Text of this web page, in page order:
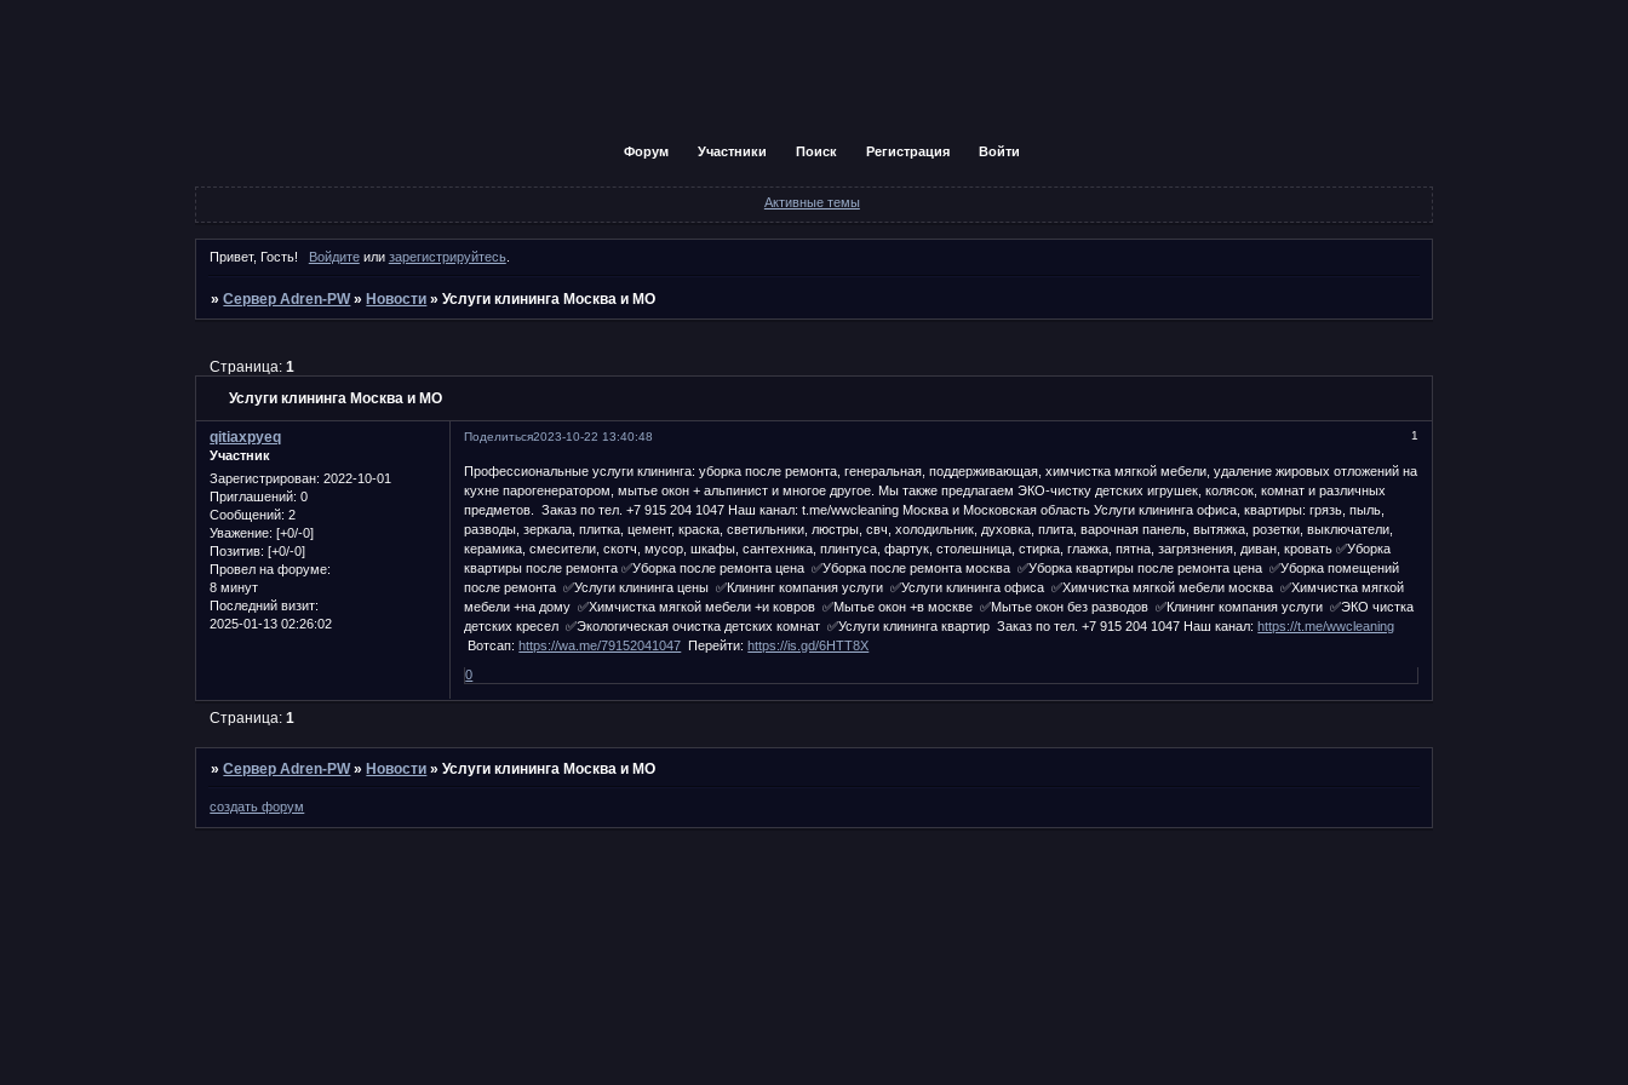
Форум Участники Поиск Регистрация Войти
Активные темы
Привет, Гость! Войдитеили зарегистрируйтесь.
»Сервер Adren-PW »Новости »Услуги клининга Москва и МО
Услуги клининга Москва и МО
Страница:1
Поделиться 1
2023-10-22 13:40:48
qitiaxpyeq
Участник
Зарегистрирован: 2022-10-01
Приглашений: 0
Сообщений: 2
Уважение: [+0/-0]
Позитив: [+0/-0]
Провел на форуме:
8 минут
Последний визит:
2025-01-13 02:26:02
Профессиональные услуги клининга: уборка после ремонта, генеральная, поддерживающая, химчистка мягкой мебели, удаление жировых отложений на
кухне парогенератором, мытье окон + альпинист и многое другое. Мы также предлагаем ЭКО-чистку детских игрушек, колясок, комнат и различных
предметов. Заказ по тел. +7 915 204 1047 Наш канал: t.me/wwcleaning Москва и Московская область Услуги клининга офиса, квартиры: грязь, пыль,
разводы, зеркала, плитка, цемент, краска, светильники, люстры, свч, холодильник, духовка, плита, варочная панель, вытяжка, розетки, выключатели,
керамика, смесители, скотч, мусор, шкафы, сантехника, плинтуса, фартук, столешница, стирка, глажка, пятна, загрязнения, диван, кровать ✅Уборка
квартиры после ремонта ✅Уборка после ремонта цена ✅Уборка после ремонта москва ✅Уборка квартиры после ремонта цена ✅Уборка помещений
после ремонта ✅Услуги клининга цены ✅Клининг компания услуги ✅Услуги клининга офиса ✅Химчистка мягкой мебели москва ✅Химчистка мягкой
мебели +на дому ✅Химчистка мягкой мебели +и ковров ✅Мытье окон +в москве ✅Мытье окон без разводов ✅Клининг компания услуги ✅ЭКО чистка
детских кресел ✅Экологическая очистка детских комнат ✅Услуги клининга квартир Заказ по тел. +7 915 204 1047 Наш канал: https://t.me/wwcleaning
Вотсап: https://wa.me/79152041047 Перейти: https://is.gd/6HTT8X
0
Страница:1
»Сервер Adren-PW »Новости »Услуги клининга Москва и МО
создать форум